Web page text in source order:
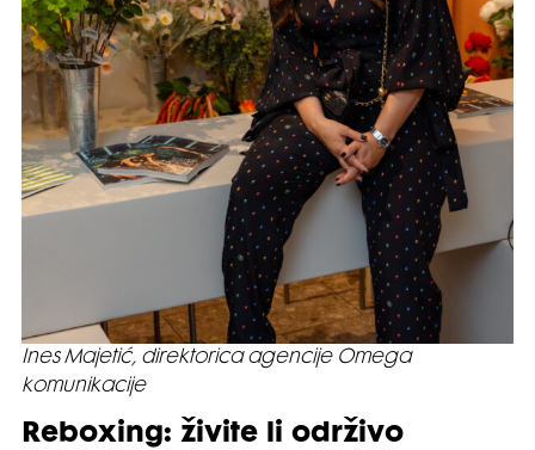
Ines Majetić, direktorica agencije Omega
komunikacije
Reboxing: živite li održivo